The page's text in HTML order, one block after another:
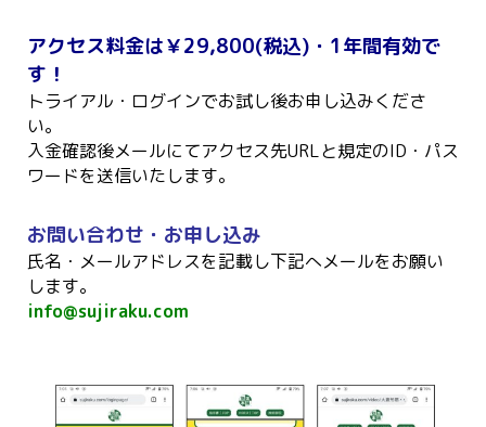
アクセス料金は￥29,800(税込)・1年間有効で
す！
トライアル・ログインでお試し後お申し込みくださ
い。
入金確認後メールにてアクセス先URLと規定のID・パス
ワードを送信いたします。
お問い合わせ・お申し込み
氏名・メールアドレスを記載し下記へメールをお願い
します。
info@sujiraku.com